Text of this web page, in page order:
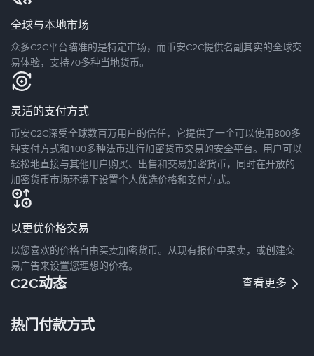
全球与本地市场
众多C2C平台瞄准的是特定市场，而币安C2C提供名副其实的全球交
易体验，支持70多种当地货币。
灵活的支付方式
币安C2C深受全球数百万用户的信任，它提供了一个可以使用800多
种支付方式和100多种法币进行加密货币交易的安全平台。用户可以
轻松地直接与其他用户购买、出售和交易加密货币，同时在开放的
加密货币市场环境下设置个人优选价格和支付方式。
以更优价格交易
以您喜欢的价格自由买卖加密货币。从现有报价中买卖，或创建交
易广告来设置您理想的价格。
C2C动态 查看更多
热门付款方式